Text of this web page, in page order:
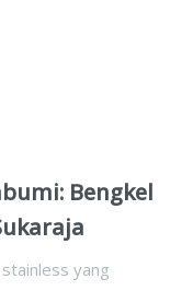
Bengkel
yang